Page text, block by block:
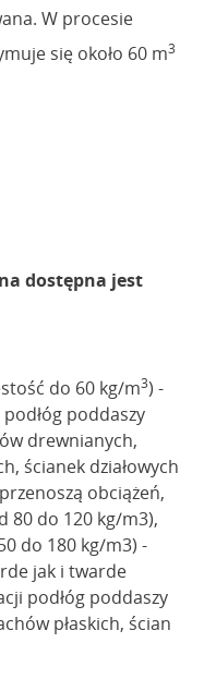
W procesie
się około 60 m3
dostępna jest
do 60 kg/m3) -
poddaszy
drewnianych,
ścianek działowych
obciążeń,
80 do 120 kg/m3),
do 180 kg/m3) -
jak i twarde
podłóg poddaszy
płaskich, ścian